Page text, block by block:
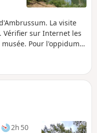
La visite
Vérifier sur Internet les
Pour l'oppidum il
2h 50